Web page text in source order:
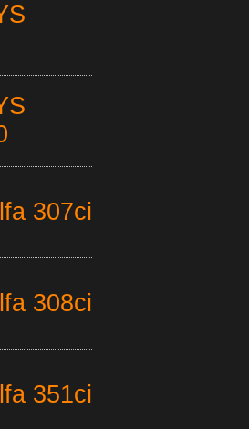
307ci
308ci
351ci